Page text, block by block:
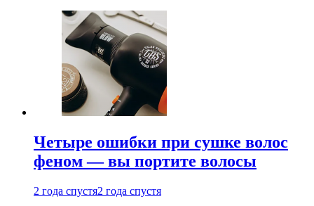
Четыре ошибки при сушке волос
феном — вы портите волосы
2 года спустя2 года спустя